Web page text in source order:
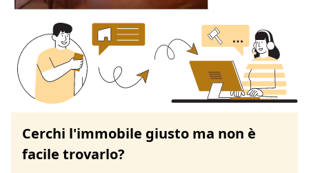
Cerchi l'immobile giusto ma non è
facile trovarlo?